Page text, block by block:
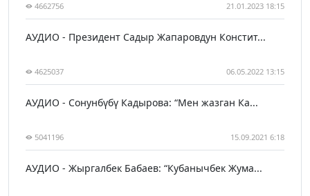
4662756 21.01.2023 18:15
АУДИО - Президент Садыр Жапаровдун Констит...
4625037 06.05.2022 13:15
АУДИО - Сонунбүбү Кадырова: “Мен жазган Ка...
5041196 15.09.2021 6:18
АУДИО - Жыргалбек Бабаев: “Кубанычбек Жума...